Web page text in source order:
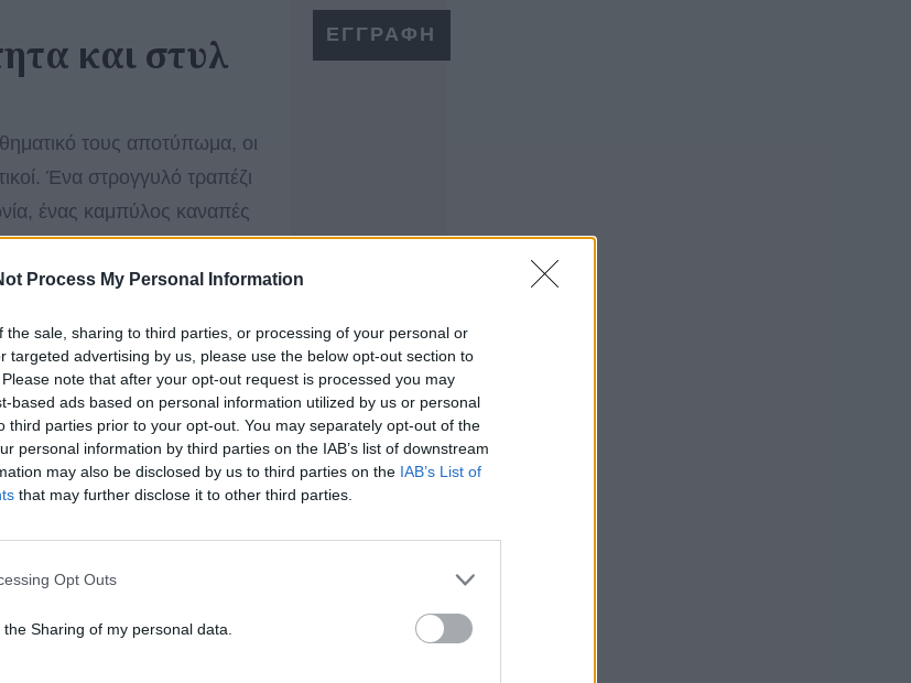
Process My Personal Information
the sale, sharing to third parties, or processing of your personal or
targeted advertising by us, please use the below opt-out section to
note that after your opt-out request is processed you may
based ads based on personal information utilized by us or personal
third parties prior to your opt-out. You may separately opt-out of the
personal information by third parties on the IAB’s list of downstream
may also be disclosed by us to third parties on the IAB’s List of
that may further disclose it to other third parties.
Opt Outs
Sharing of my personal data.
και στυλ
τους αποτύπωμα, οι
Ένα στρογγυλό τραπέζι
ένας καμπύλος καναπές
άδειο χώρο και ένα κυκλικό
φιλικό ένα αυστηρό γραφείο.
αλλάζουν αμέσως την